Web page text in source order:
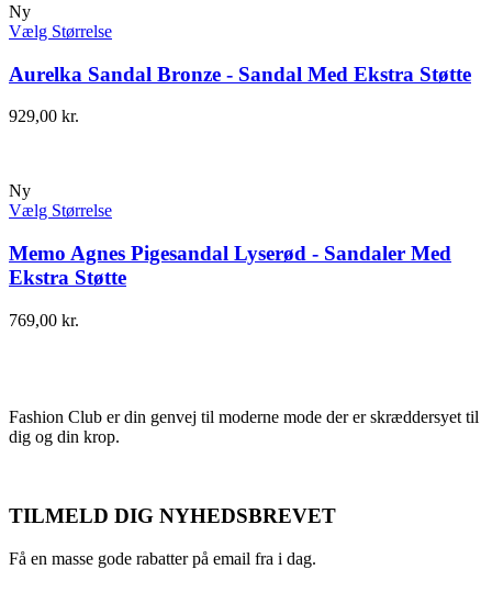
Ny
Vælg Størrelse
Aurelka Sandal Bronze - Sandal Med Ekstra Støtte
929,00 kr.
Ny
Vælg Størrelse
Memo Agnes Pigesandal Lyserød - Sandaler Med
Ekstra Støtte
769,00 kr.
Fashion Club er din genvej til moderne mode der er skræddersyet til
dig og din krop.
TILMELD DIG NYHEDSBREVET
Få en masse gode rabatter på email fra i dag.